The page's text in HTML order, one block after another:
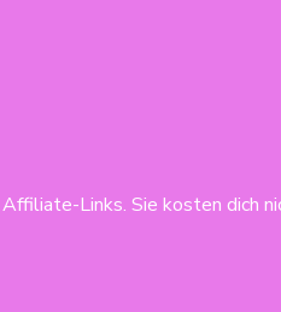
Links. Sie kosten dich